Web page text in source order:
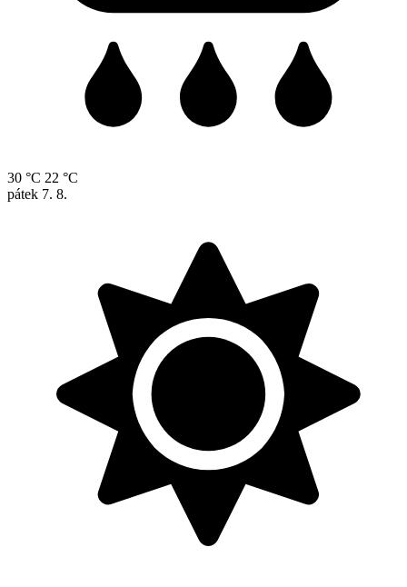
30 °C 22 °C
pátek 7. 8.